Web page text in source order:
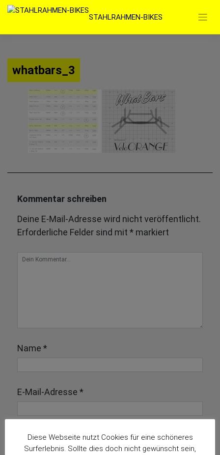
Zum
springen
STAHLRAHMEN-BIKES
whatbars_3
Kommentar schreiben
Deine E-Mail-Adresse wird nicht veröffentlicht.
Erforderliche Felder sind mit * markiert
Name *
E-Mail-Adresse *
Diese Webseite nutzt Cookies für eine schöneres
Surferlebnis. Sollte dies doch nicht gewünscht sein,